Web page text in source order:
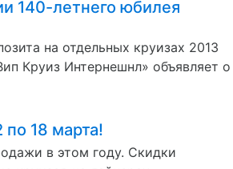
140-летнего юбилея
на отдельных круизах 2013
Круиз Интернешнл» объявляет о
18 марта!
в этом году. Скидки